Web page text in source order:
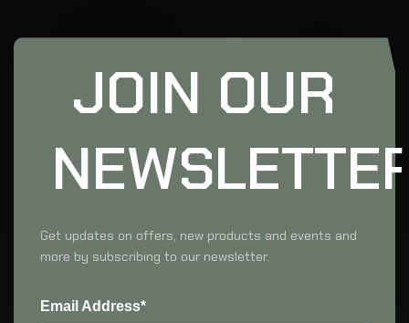
JOIN OUR
Get updates on offers, new products and events and
more by subscribing to our newsletter.
Email Address*